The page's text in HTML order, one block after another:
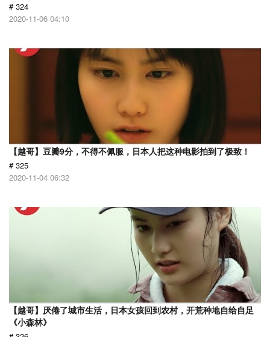
# 324
2020-11-06 04:10
【越哥】豆瓣9分，不得不佩服，日本人把这种电影拍到了极致！
# 325
2020-11-04 06:32
【越哥】厌倦了城市生活，日本女孩回到农村，开荒种地自给自足
《小森林》